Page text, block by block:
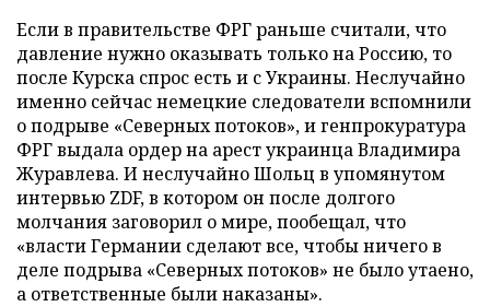
Если в правительстве ФРГ раньше считали, что
давление нужно оказывать только на Россию, то
после Курска спрос есть и с Украины. Неслучайно
именно сейчас немецкие следователи вспомнили
о подрыве «Северных потоков», и генпрокуратура
ФРГ выдала ордер на арест украинца Владимира
Журавлева. И неслучайно Шольц в упомянутом
интервью ZDF, в котором он после долгого
молчания заговорил о мире, пообещал, что
«власти Германии сделают все, чтобы ничего в
деле подрыва «Северных потоков» не было утаено,
а ответственные были наказаны».